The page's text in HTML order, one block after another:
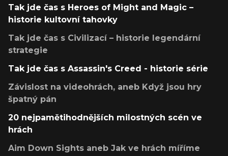
Tak jde čas s Heroes of Might and Magic –
historie kultovní tahovky
Tak jde čas s Civilizací – historie legendární
strategie
Tak jde čas s Assassin's Creed - historie série
Závislost na videohrách, aneb Když jsou hry
špatný pán
20 nejpamětihodnějších milostných scén ve
hrách
Aim Down Sights aneb Jak ve hrách míříme